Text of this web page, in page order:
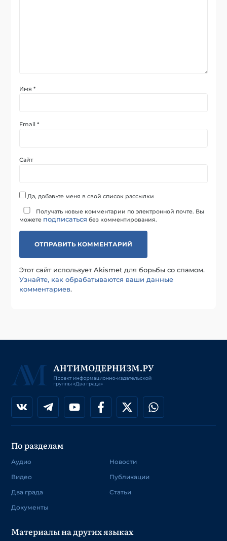
Имя*
Email*
Сайт
Да, добавьте меня в свой список рассылки
Получать новые комментарии по электронной почте. Вы
можете подписаться без комментирования.
Этот сайт использует Akismet для борьбы со спамом.
Узнайте, как обрабатываются ваши данные
комментариев.
По разделам
Аудио
Видео
Два града
Документы
Новости
Публикации
Статьи
Материалы на других языках